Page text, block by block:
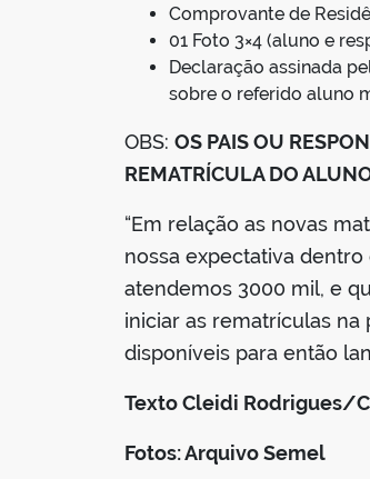
Comprovante de
01 Foto 3×4 (aluno e
Declaração assinada
sobre o referido aluno
OBS: OS PAIS OU
REMATRÍCULA DO
“Em relação as novas
nossa expectativa
atendemos 3000 mil, e
iniciar as rematrículas
disponíveis para então
Texto Cleidi Rodrigues/
Fotos: Arquivo Semel